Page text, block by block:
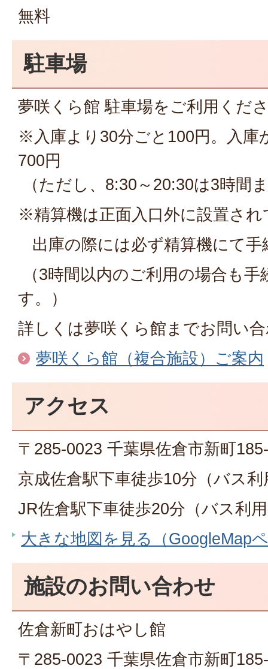
無料
駐車場
夢咲くら館 駐車場をご利用くだ
※入庫より30分ごと100円。入庫
700円
（ただし、8:30～20:30は3時間
※精算機は正面入口外に設置さ
出庫の際には必ず精算機にて
（3時間以内のご利用の場合も
す。）
詳しくは夢咲くら館までお問い
夢咲くら館（複合施設）ご案内
アクセス
〒285-0023 千葉県佐倉市新町
京成佐倉駅下車徒歩10分（バス
JR佐倉駅下車徒歩20分（バス利
大きな地図を見る（GoogleMap
施設のお問い合わせ
佐倉新町おはやし館
〒285-0023 千葉県佐倉市新町